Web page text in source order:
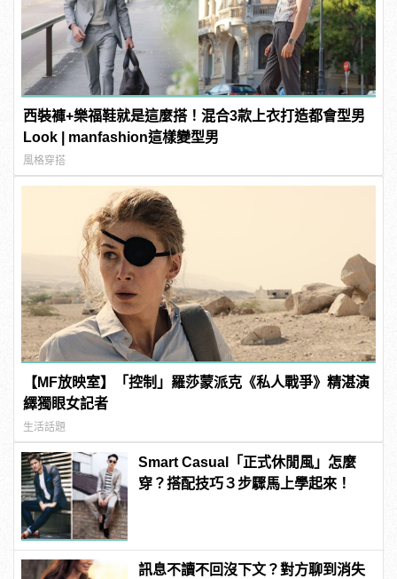
西裝褲+樂福鞋就是這麼搭！混合3款上衣打造都會型男
Look | manfashion這樣變型男
風格穿搭
【MF放映室】「控制」羅莎蒙派克《私人戰爭》精湛演
繹獨眼女記者
生活話題
Smart Casual「正式休閒風」怎麼
穿？搭配技巧３步驟馬上學起來！
訊息不讀不回沒下文？對方聊到消失